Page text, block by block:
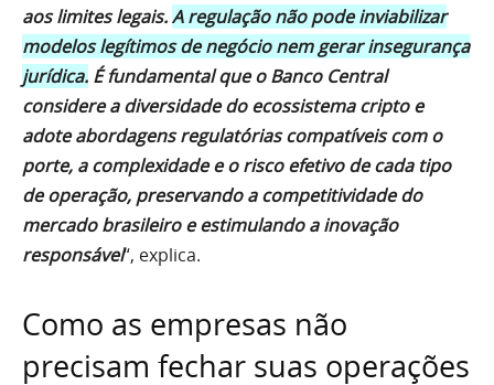
aos limites legais.A regulação não pode inviabilizar
modelos legítimos de negócio nem gerar insegurança
jurídica. É fundamental que o Banco Central
considere a diversidade do ecossistema cripto e
adote abordagens regulatórias compatíveis com o
porte, a complexidade e o risco efetivo de cada tipo
de operação, preservando a competitividade do
mercado brasileiro e estimulando a inovação
responsável“, explica.
Como as empresas não
precisam fechar suas operações